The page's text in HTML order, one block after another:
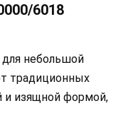
6018
для небольшой
традиционных
и изящной формой,